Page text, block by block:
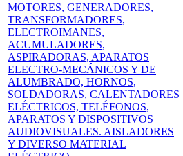
MOTORES, GENERADORES,
TRANSFORMADORES,
ELECTROIMANES,
ACUMULADORES,
ASPIRADORAS, APARATOS
ELECTRO-MECÁNICOS Y DE
ALUMBRADO, HORNOS,
SOLDADORAS, CALENTADORES
ELÉCTRICOS, TELÉFONOS,
APARATOS Y DISPOSITIVOS
AUDIOVISUALES. AISLADORES
Y DIVERSO MATERIAL